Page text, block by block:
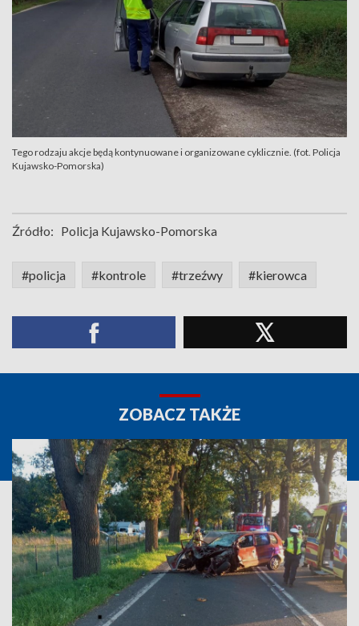
Tego rodzaju akcje będą kontynuowane i organizowane cyklicznie. (fot. Policja
Kujawsko-Pomorska)
Źródło: Policja Kujawsko-Pomorska
#policja #kontrole #trzeźwy #kierowca
ZOBACZ TAKŻE